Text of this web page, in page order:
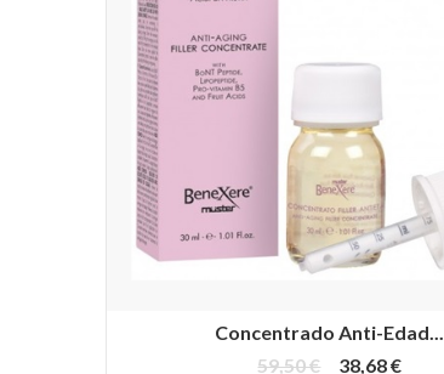
Concentrado Anti-Edad...
59,50 €
38,68 €